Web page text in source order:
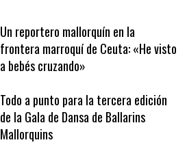
Un reportero mallorquín en la
frontera marroquí de Ceuta: «He visto
a bebés cruzando»
Todo a punto para la tercera edición
de la Gala de Dansa de Ballarins
Mallorquins